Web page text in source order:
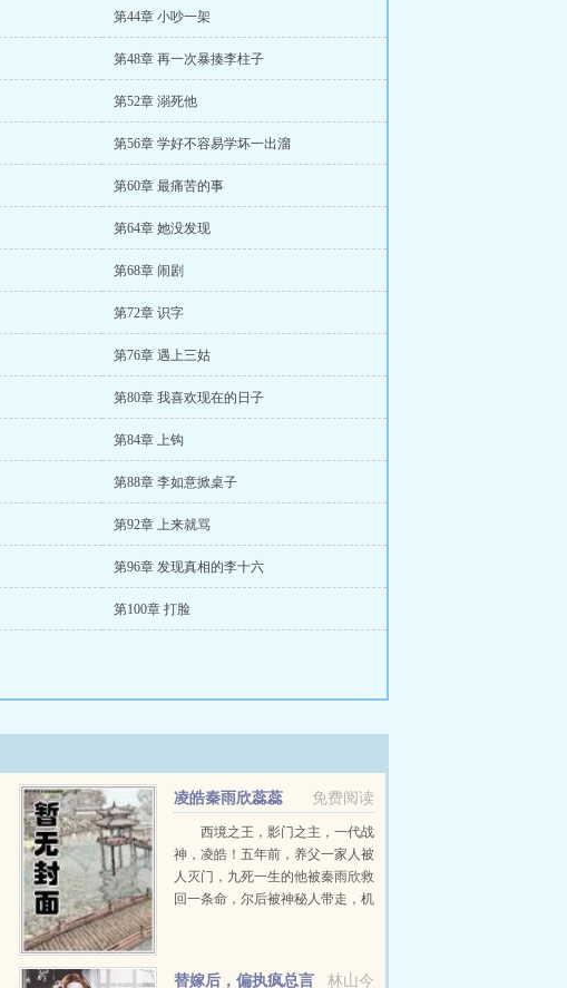
第44章 小吵一架
第48章 再一次暴揍李柱子
第52章 溺死他
第56章 学好不容易学坏一出溜
第60章 最痛苦的事
第64章 她没发现
第68章 闹剧
第72章 识字
第76章 遇上三姑
第80章 我喜欢现在的日子
第84章 上钩
第88章 李如意掀桌子
第92章 上来就骂
第96章 发现真相的李十六
第100章 打脸
免费阅读
凌皓秦雨欣蕊蕊
西境之王，影门之主，一代战
神，凌皓！五年前，养父一家人被
人灭门，九死一生的他被秦雨欣救
回一条命，尔后被神秘人带走，机
林山今
替嫁后，偏执疯总言